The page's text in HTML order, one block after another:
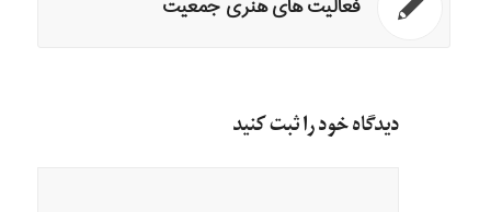
فعالیت های هنری جمعیت
دیدگاه خود را ثبت کنید